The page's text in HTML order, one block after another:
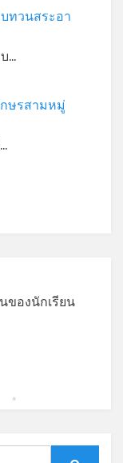
ทวนสระอา
…
ษรสามหมู่
ของนักเรียน